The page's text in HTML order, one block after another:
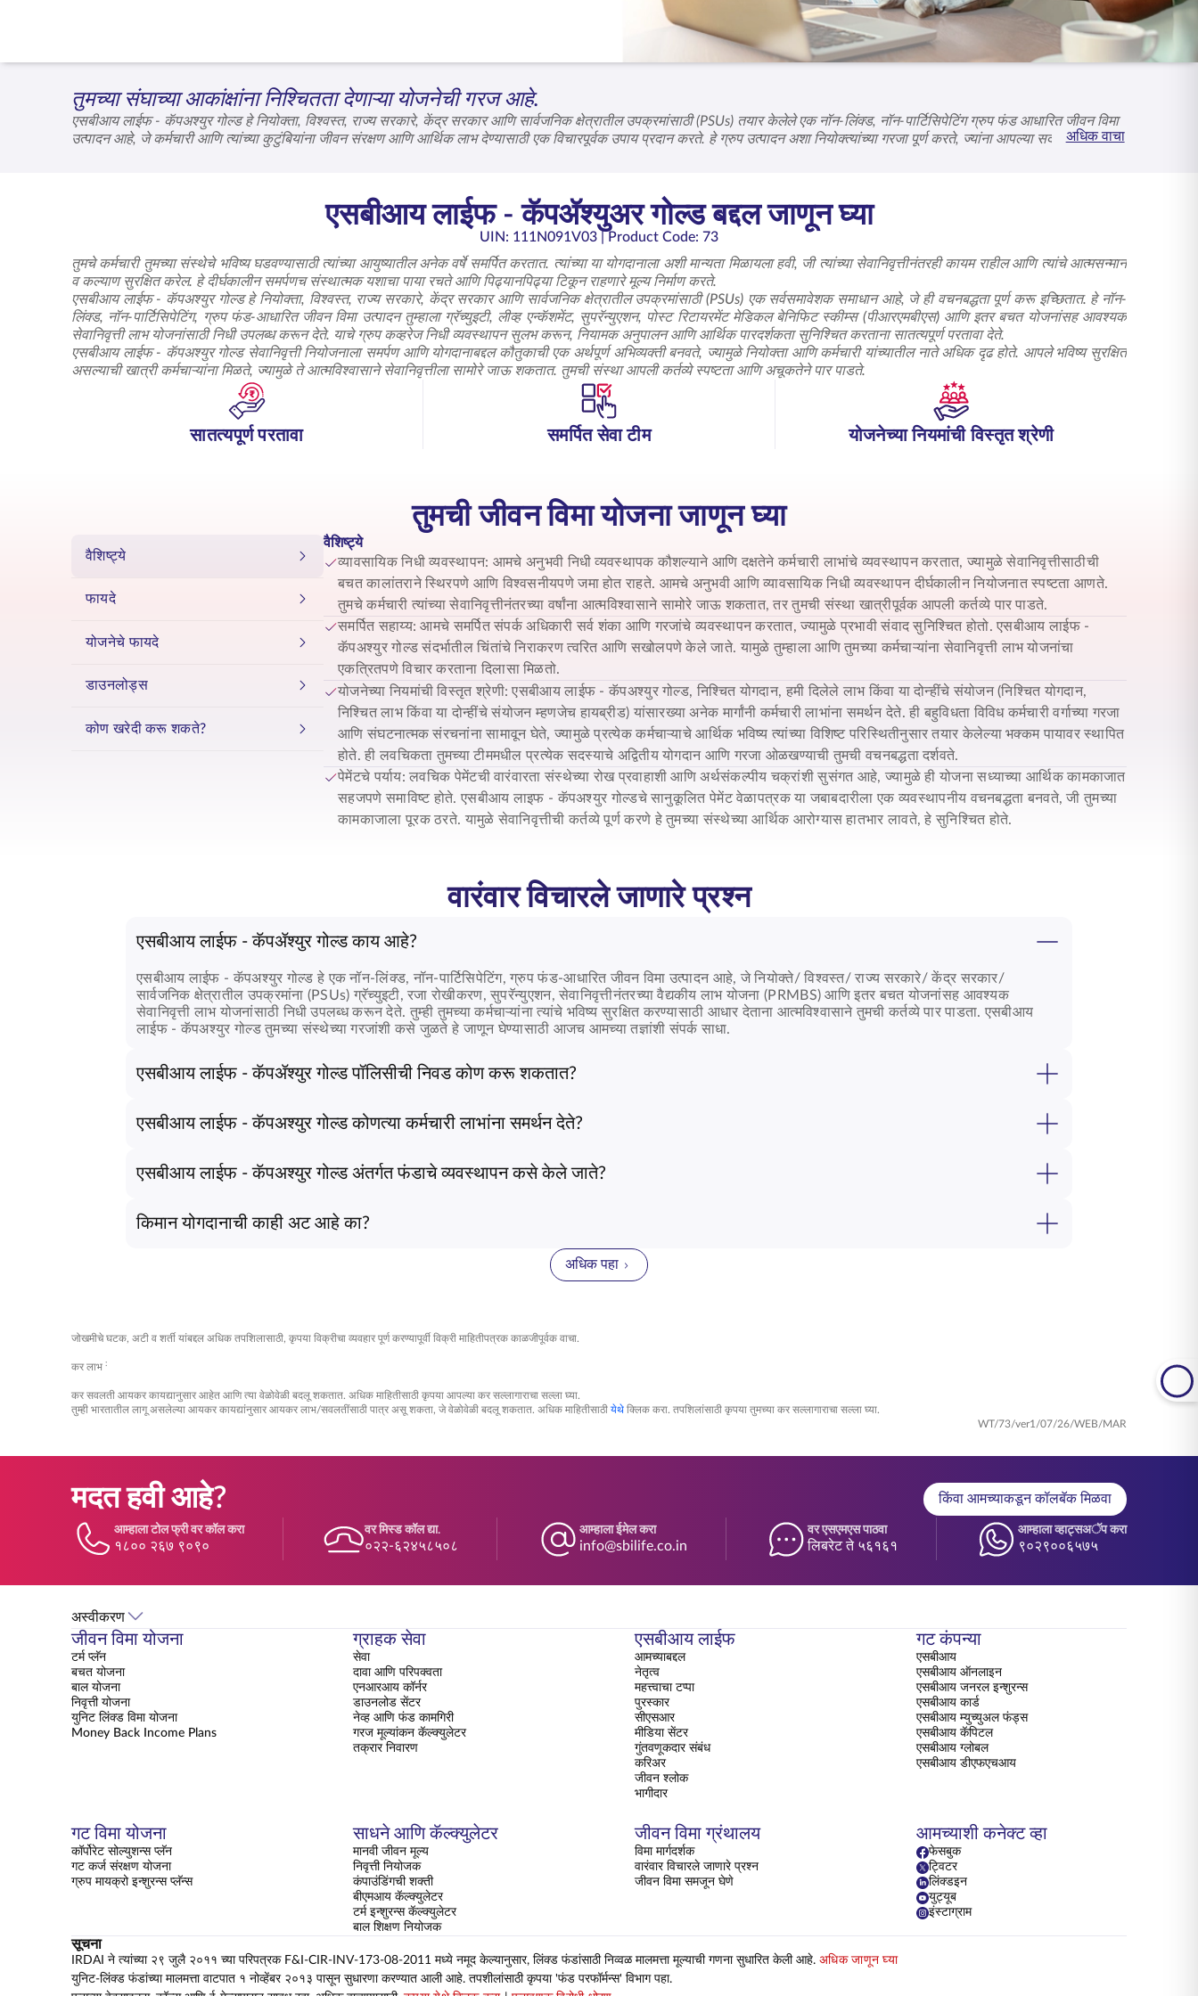
तुमच्या संघाच्या आकांक्षांना निश्चितता देणाऱ्या योजनेची गरज आहे.
एसबीआय लाईफ - कॅपअश्युर गोल्डहे नियोक्ता, विश्वस्त, राज्य सरकारे, केंद्र सरकार आणि सार्वजनिक क्षेत्रातील उपक्रमांसाठी (PSUs) तयार केलेले एक नॉन-लिंक्ड, नॉन-पार्टिसिपेटिंग ग्रुप फंड आधारित जीवन विमा
उत्पादन आहे, जे कर्मचारी आणि त्यांच्या कुटुंबियांना जीवन संरक्षण आणि आर्थिक लाभ देण्यासाठी एक विचारपूर्वक उपाय प्रदान करते. हे ग्रुप उत्पादन अशा नियोक्त्यांच्या गरजा पूर्ण करते, ज्यांना आपल्या सदस्यांच्याअधिक वाचा
एसबीआय लाईफ - कॅपॲश्युअर गोल्ड बद्दल जाणून घ्या
UIN: 111N091V03
| Product Code: 73
तुमचे कर्मचारी तुमच्या संस्थेचे भविष्य घडवण्यासाठी त्यांच्या आयुष्यातील अनेक वर्षे समर्पित करतात. त्यांच्या या योगदानाला अशी मान्यता मिळायला हवी, जी त्यांच्या सेवानिवृत्तीनंतरही कायम राहील आणि त्यांचे आत्मसन्मान
व कल्याण सुरक्षित करेल. हे दीर्घकालीन समर्पणच संस्थात्मक यशाचा पाया रचते आणि पिढ्यानपिढ्या टिकून राहणारे मूल्य निर्माण करते.
एसबीआय लाईफ - कॅपअश्युर गोल्डहे नियोक्ता, विश्वस्त, राज्य सरकारे, केंद्र सरकार आणि सार्वजनिक क्षेत्रातील उपक्रमांसाठी (PSUs) एक सर्वसमावेशक समाधान आहे, जे ही वचनबद्धता पूर्ण करू इच्छितात. हे नॉन-
लिंक्ड, नॉन-पार्टिसिपेटिंग, ग्रुप फंड-आधारित जीवन विमा उत्पादन तुम्हाला ग्रॅच्युइटी, लीव्ह एन्कॅशमेंट, सुपरॅन्युएशन, पोस्ट रिटायरमेंट मेडिकल बेनिफिट स्कीम्स (पीआरएमबीएस) आणि इतर बचत योजनांसह आवश्यक
सेवानिवृत्ती लाभ योजनांसाठी निधी उपलब्ध करून देते. याचे ग्रुप कव्हरेज निधी व्यवस्थापन सुलभ करून, नियामक अनुपालन आणि आर्थिक पारदर्शकता सुनिश्चित करताना सातत्यपूर्ण परतावा देते.
एसबीआय लाईफ - कॅपअश्युर गोल्डसेवानिवृत्ती नियोजनाला समर्पण आणि योगदानाबद्दल कौतुकाची एक अर्थपूर्ण अभिव्यक्ती बनवते, ज्यामुळे नियोक्ता आणि कर्मचारी यांच्यातील नाते अधिक दृढ होते. आपले भविष्य सुरक्षित
असल्याची खात्री कर्मचाऱ्यांना मिळते, ज्यामुळे ते आत्मविश्वासाने सेवानिवृत्तीला सामोरे जाऊ शकतात. तुमची संस्था आपली कर्तव्ये स्पष्टता आणि अचूकतेने पार पाडते.
सातत्यपूर्ण परतावा समर्पित सेवा टीम योजनेच्या नियमांची विस्तृत श्रेणी
तुमची जीवन विमा योजना जाणून घ्या
वैशिष्ट्ये
फायदे
योजनेचे फायदे
डाउनलोड्स
कोण खरेदी करू शकते?
वैशिष्ट्ये
व्यावसायिक निधी व्यवस्थापन: आमचे अनुभवी निधी व्यवस्थापक कौशल्याने आणि दक्षतेने कर्मचारी लाभांचे व्यवस्थापन करतात, ज्यामुळे सेवानिवृत्तीसाठीची
बचत कालांतराने स्थिरपणे आणि विश्वसनीयपणे जमा होत राहते. आमचे अनुभवी आणि व्यावसायिक निधी व्यवस्थापन दीर्घकालीन नियोजनात स्पष्टता आणते.
तुमचे कर्मचारी त्यांच्या सेवानिवृत्तीनंतरच्या वर्षांना आत्मविश्वासाने सामोरे जाऊ शकतात, तर तुमची संस्था खात्रीपूर्वक आपली कर्तव्ये पार पाडते.
समर्पित सहाय्य: आमचे समर्पित संपर्क अधिकारी सर्व शंका आणि गरजांचे व्यवस्थापन करतात, ज्यामुळे प्रभावी संवाद सुनिश्चित होतो.एसबीआय लाईफ -
कॅपअश्युर गोल्ड संदर्भातील चिंतांचे निराकरण त्वरित आणि सखोलपणे केले जाते. यामुळे तुम्हाला आणि तुमच्या कर्मचाऱ्यांना सेवानिवृत्ती लाभ योजनांचा
एकत्रितपणे विचार करताना दिलासा मिळतो.
योजनेच्या नियमांची विस्तृत श्रेणी:एसबीआय लाईफ - कॅपअश्युर गोल्ड, निश्चित योगदान, हमी दिलेले लाभ किंवा या दोन्हींचे संयोजन (निश्चित योगदान,
निश्चित लाभ किंवा या दोन्हींचे संयोजन म्हणजेच हायब्रीड) यांसारख्या अनेक मार्गांनी कर्मचारी लाभांना समर्थन देते. ही बहुविधता विविध कर्मचारी वर्गाच्या गरजा
आणि संघटनात्मक संरचनांना सामावून घेते, ज्यामुळे प्रत्येक कर्मचाऱ्याचे आर्थिक भविष्य त्यांच्या विशिष्ट परिस्थितीनुसार तयार केलेल्या भक्कम पायावर स्थापित
होते. ही लवचिकता तुमच्या टीममधील प्रत्येक सदस्याचे अद्वितीय योगदान आणि गरजा ओळखण्याची तुमची वचनबद्धता दर्शवते.
पेमेंटचे पर्याय: लवचिक पेमेंटची वारंवारता संस्थेच्या रोख प्रवाहाशी आणि अर्थसंकल्पीय चक्रांशी सुसंगत आहे, ज्यामुळे ही योजना सध्याच्या आर्थिक कामकाजात
सहजपणे समाविष्ट होते. एसबीआय लाइफ - कॅपअश्युर गोल्डचेसानुकूलित पेमेंट वेळापत्रक या जबाबदारीला एक व्यवस्थापनीय वचनबद्धता बनवते, जी तुमच्या
कामकाजाला पूरक ठरते. यामुळे सेवानिवृत्तीची कर्तव्ये पूर्ण करणे हे तुमच्या संस्थेच्या आर्थिक आरोग्यास हातभार लावते, हे सुनिश्चित होते.
वारंवार विचारले जाणारे प्रश्न
एसबीआय लाईफ - कॅपॲश्युर गोल्ड काय आहे?
एसबीआय लाईफ - कॅपअश्युर गोल्ड हे एक नॉन-लिंक्ड, नॉन-पार्टिसिपेटिंग, ग्रुप फंड-आधारित जीवन विमा उत्पादन आहे, जे नियोक्ते/ विश्वस्त/ राज्य सरकारे/ केंद्र सरकार/
सार्वजनिक क्षेत्रातील उपक्रमांना (PSUs) ग्रॅच्युइटी, रजा रोखीकरण, सुपरॅन्युएशन, सेवानिवृत्तीनंतरच्या वैद्यकीय लाभ योजना (PRMBS) आणि इतर बचत योजनांसह आवश्यक
सेवानिवृत्ती लाभ योजनांसाठी निधी उपलब्ध करून देते. तुम्ही तुमच्या कर्मचाऱ्यांना त्यांचे भविष्य सुरक्षित करण्यासाठी आधार देताना आत्मविश्वासाने तुमची कर्तव्ये पार पाडता. एसबीआय
लाईफ - कॅपअश्युर गोल्डतुमच्या संस्थेच्या गरजांशी कसे जुळते हे जाणून घेण्यासाठी आजच आमच्या तज्ञांशी संपर्क साधा.
एसबीआय लाईफ - कॅपॲश्युर गोल्ड पॉलिसीची निवड कोण करू शकतात?
कर्मचाऱ्यांना समूह जीवन विमा आणि बचतीचे पर्याय देऊ इच्छितात. ही पॉलिसी अशा संस्थांसाठी आदर्श आहे, ज्यांना आपल्या कर्मचाऱ्यांना एक अतिरिक्त लाभ द्यायचा आहे, जो त्यांना जीवन
विमा संरक्षण सुनिश्चित करण्यासोबतच भविष्यासाठी बचत करण्यास मदत करतो.एसबीआय लाईफ - कॅपअश्युर गोल्ड पॉलिसी
एसबीआय लाईफ - कॅपअश्युर गोल्ड कोणत्या कर्मचारी लाभांना समर्थन देते?
केलेल्या नामनिर्देशित व्यक्तींना मिळणारे विमा लाभ यांसारख्या कर्मचारी लाभांना समर्थन देते. या तरतुदी अनेक वर्षांच्या समर्पणाचा सन्मान करतात आणि महत्त्वपूर्ण स्थित्यंतरांच्या काळात
कुटुंबांना आधार देतात. योजनेचे कर लाभ भारतातील लागू कायद्यांशी सुसंगत आहेत. सध्याच्या तरतुदी तुम्ही तुमच्या टीमला देत असलेल्या मूल्यात कशी वाढ करतात हे समजून घेण्यासाठी
एसबीआय लाईफ - कॅपअश्युर गोल्ड अंतर्गत फंडाचे व्यवस्थापन कसे केले जाते?
या फंडाची गुंतवणूक आयआरडीएआयच्या (IRDAI) मार्गदर्शक तत्त्वांनुसार केली जाते, ज्यामुळे अनुपालन आणि पारदर्शकता सुनिश्चित होते. नियमित देखरेखीमुळे तुमच्या कर्मचाऱ्यांची
सेवानिवृत्ती बचत कालांतराने सातत्याने वाढत राहते, ज्यामुळे त्यांच्या नियोजनात स्पष्टता आणि आत्मविश्वास मिळतो. आमच्या फंड व्यवस्थापन पद्धतीबद्दल अधिक जाणून घेण्यासाठी आमच्या
किमान योगदानाची काही अट आहे का?
होय, ₹५००० च्या किमान योगदानाची आवश्यकता आहे. योगदानाच्या कमाल मर्यादेवर कोणतीही कमाल मर्यादा नाही. या लवचिकतेमुळे, तुम्ही तुमच्या संस्थात्मक क्षमतेनुसार कर्मचारी
अधिक पहा
जोखमीचे घटक, अटी व शर्ती यांबद्दल अधिक तपशिलासाठी, कृपया विक्रीचा व्यवहार पूर्ण करण्यापूर्वी विक्री माहितीपत्रक काळजीपूर्वक वाचा.
कर लाभ :
कर सवलती आयकर कायद्यानुसार आहेत आणि त्या वेळोवेळी बदलू शकतात. अधिक माहितीसाठी कृपया आपल्या कर सल्लागाराचा सल्ला घ्या.
तुम्ही भारतातील लागू असलेल्या आयकर कायद्यांनुसार आयकर लाभ/सवलतींसाठी पात्र असू शकता, जे वेळोवेळी बदलू शकतात. अधिक माहितीसाठी येथे क्लिक करा. तपशिलांसाठी कृपया तुमच्या कर सल्लागाराचा सल्ला घ्या.
WT/73/ver1/07/26/WEB/MAR
मदत हवी आहे? किंवा आमच्याकडून कॉलबॅक मिळवा
आम्हाला टोल फ्री वर कॉल करा
१८०० २६७ ९०९०
वर मिस्ड कॉल द्या.
०२२-६२४५८५०८
आम्हाला ईमेल करा
info@sbilife.co.in
वर एसएमएस पाठवा
लिबरेट ते ५६१६१
आम्हाला व्हाट्सअॅप करा
९०२९००६५७५
अस्वीकरण
जीवन विमा योजना
टर्म प्लॅन
बचत योजना
बाल योजना
निवृत्ती योजना
युनिट लिंक्ड विमा योजना
Money Back Income Plans
ग्राहक सेवा
सेवा
दावा आणि परिपक्वता
एनआरआय कॉर्नर
डाउनलोड सेंटर
नेव्ह आणि फंड कामगिरी
गरज मूल्यांकन कॅल्क्युलेटर
तक्रार निवारण
एसबीआय लाईफ
आमच्याबद्दल
नेतृत्व
महत्त्वाचा टप्पा
पुरस्कार
सीएसआर
मीडिया सेंटर
गुंतवणूकदार संबंध
करिअर
जीवन श्लोक
भागीदार
गट कंपन्या
एसबीआय
एसबीआय ऑनलाइन
एसबीआय जनरल इन्शुरन्स
एसबीआय कार्ड
एसबीआय म्युच्युअल फंड्स
एसबीआय कॅपिटल
एसबीआय ग्लोबल
एसबीआय डीएफएचआय
गट विमा योजना
कॉर्पोरेट सोल्युशन्स प्लॅन
गट कर्ज संरक्षण योजना
ग्रुप मायक्रो इन्शुरन्स प्लॅन्स
साधने आणि कॅल्क्युलेटर
मानवी जीवन मूल्य
निवृत्ती नियोजक
कंपाउंडिंगची शक्ती
बीएमआय कॅल्क्युलेटर
टर्म इन्शुरन्स कॅल्क्युलेटर
बाल शिक्षण नियोजक
जीवन विमा ग्रंथालय
विमा मार्गदर्शक
वारंवार विचारले जाणारे प्रश्न
जीवन विमा समजून घेणे
आमच्याशी कनेक्ट व्हा
फेसबुक
ट्विटर
लिंक्डइन
युट्यूब
इंस्टाग्राम
सूचना
IRDAI ने त्यांच्या २९ जुलै २०११ च्या परिपत्रक F&I-CIR-INV-173-08-2011 मध्ये नमूद केल्यानुसार, लिंक्ड फंडांसाठी निव्वळ मालमत्ता मूल्याची गणना सुधारित केली आहे. अधिक जाणून घ्या
युनिट-लिंक्ड फंडांच्या मालमत्ता वाटपात १ नोव्हेंबर २०१३ पासून सुधारणा करण्यात आली आहे. तपशीलांसाठी कृपया 'फंड परफॉर्मन्स' विभाग पहा.